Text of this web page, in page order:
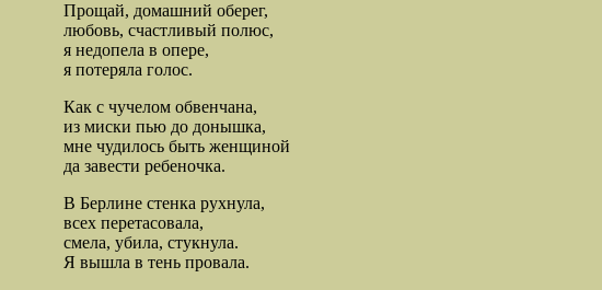
Прощай, домашний оберег,
любовь, счастливый полюс,
я недопела в опере,
я потеряла голос.
Как с чучелом обвенчана,
из миски пью до донышка,
мне чудилось быть женщиной
да завести ребеночка.
В Берлине стенка рухнула,
всех перетасовала,
смела, убила, стукнула.
Я вышла в тень провала.